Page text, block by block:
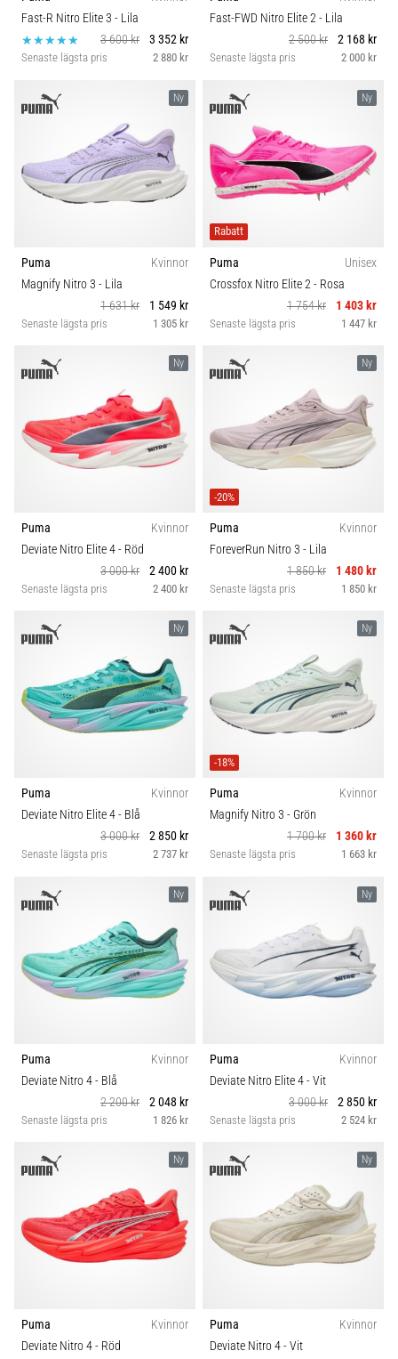
Hur
utförs
det
var
används
6. 8. 2026
Löparknä:
Orsaker,
och
åtgärder
känt
som
iliotibialbandssyndrom
ett
mycket
hälsoproblem
löpare
drabbas
Vad…
artiklar
Idrottsgren
Säsong
Skobredd
Carbon
Fast-R Nitro Elite 3 - Lila
3 600 kr
3 352 kr
Senaste lägsta pris 2 880 kr
Fast-FWD Nitro Elite 2- Lila
2 500 kr
2 168 kr
Senaste lägsta pris 2 000 kr
Ny
Puma
Kvinnor
Magnify Nitro 3 - Lila
1 631 kr
1 549 kr
Senaste lägsta pris 1 305 kr
Ny
Rabatt
Puma
Unisex
Crossfox Nitro Elite 2- Rosa
1 754 kr
1 403 kr
Senaste lägsta pris 1 447 kr
Ny
Puma
Kvinnor
Deviate Nitro Elite 4- Röd
3 000 kr
2 400 kr
Senaste lägsta pris 2 400 kr
Ny
-20%
Puma
Kvinnor
ForeverRun Nitro 3 - Lila
1 850 kr
1 480 kr
Senaste lägsta pris 1 850 kr
Ny
Puma
Kvinnor
Deviate Nitro Elite 4- Blå
3 000 kr
2 850 kr
Senaste lägsta pris 2 737 kr
Ny
-18%
Puma
Kvinnor
Magnify Nitro 3 - Grön
1 700 kr
1 360 kr
Senaste lägsta pris 1 663 kr
Ny
Puma
Kvinnor
Deviate Nitro 4- Blå
2 200 kr
2 048 kr
Senaste lägsta pris 1 826 kr
Ny
Puma
Kvinnor
Deviate Nitro Elite 4- Vit
3 000 kr
2 850 kr
Senaste lägsta pris 2 524 kr
Ny
Puma
Kvinnor
Deviate Nitro 4- Röd
Ny
Puma
Kvinnor
Deviate Nitro 4- Vit